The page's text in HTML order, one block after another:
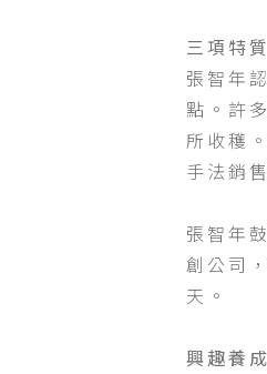
三項特
張智年
點。許
所收穫
手法銷
張智年
創公司
天。
興趣養